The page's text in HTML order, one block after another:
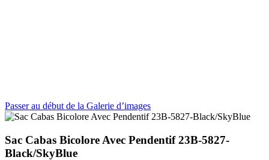
Passer au début de la Galerie d’images
Sac Cabas Bicolore Avec Pendentif 23B-5827-
Black/SkyBlue